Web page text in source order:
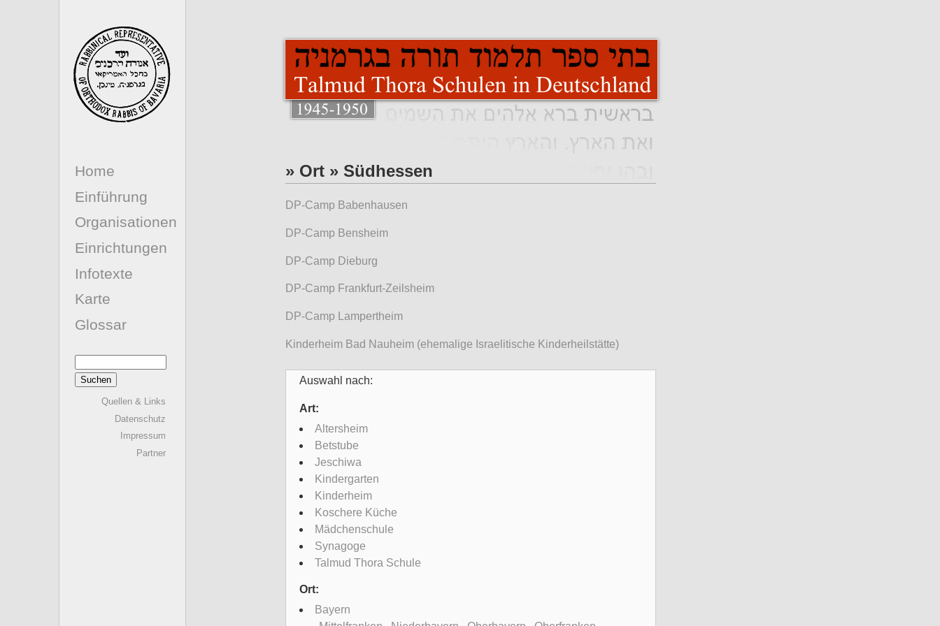
Home
Einführung
Organisationen
Einrichtungen
Infotexte
Karte
Glossar
Suchen
nach:
Quellen & Links
Datenschutz
Impressum
Partner
» Ort » Südhessen
DP-Camp Babenhausen
DP-Camp Bensheim
DP-Camp Dieburg
DP-Camp Frankfurt-Zeilsheim
DP-Camp Lampertheim
Kinderheim Bad Nauheim (ehemalige Israelitische Kinderheilstätte)
Auswahl nach:
Art:
Altersheim
Betstube
Jeschiwa
Kindergarten
Kinderheim
Koschere Küche
Mädchenschule
Synagoge
Talmud Thora Schule
Ort:
Bayern